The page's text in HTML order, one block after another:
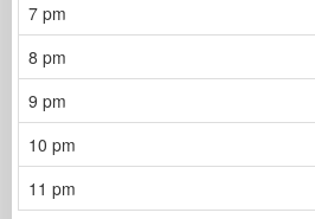
7 pm
8 pm
9 pm
10 pm
11 pm